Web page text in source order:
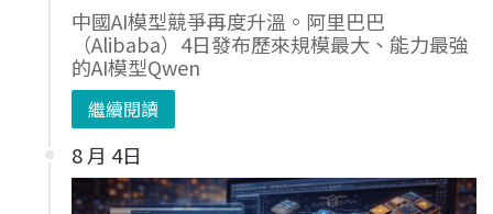
中國AI模型競爭再度升溫。阿里巴巴
（Alibaba）4日發布歷來規模最大、能力最強
的AI模型Qwen
繼續閱讀
8 月 4日